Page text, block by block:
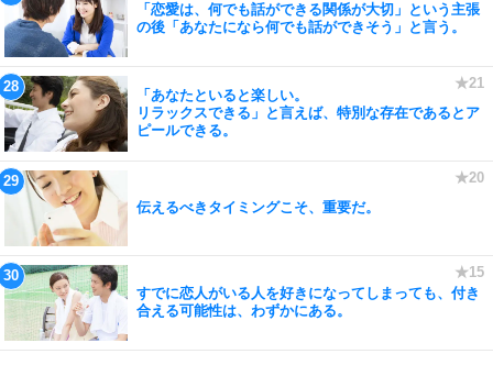
「恋愛は、何でも話ができる関係が大切」という主張
の後「あなたになら何でも話ができそう」と言う。
「あなたといると楽しい。
リラックスできる」と言えば、特別な存在であるとア
ピールできる。
伝えるべきタイミングこそ、重要だ。
すでに恋人がいる人を好きになってしまっても、付き
合える可能性は、わずかにある。